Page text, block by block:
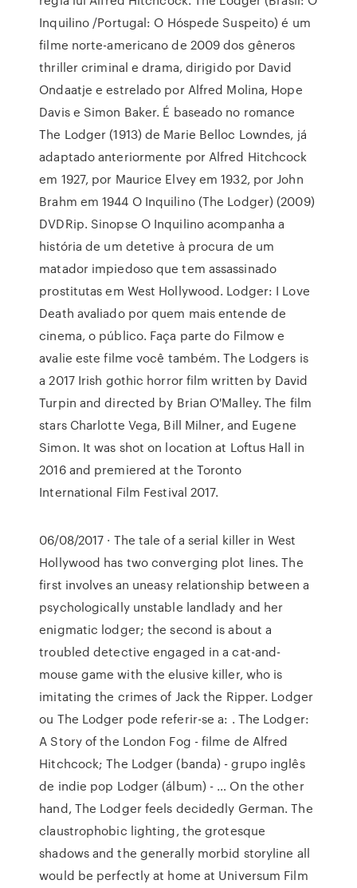
Inquilino /Portugal: O Hóspede Suspeito) é um
filme norte-americano de 2009 dos gêneros
thriller criminal e drama, dirigido por David
Ondaatje e estrelado por Alfred Molina, Hope
Davis e Simon Baker. É baseado no romance
The Lodger (1913) de Marie Belloc Lowndes, já
adaptado anteriormente por Alfred Hitchcock
em 1927, por Maurice Elvey em 1932, por John
Brahm em 1944 O Inquilino (The Lodger) (2009)
DVDRip. Sinopse O Inquilino acompanha a
história de um detetive à procura de um
matador impiedoso que tem assassinado
prostitutas em West Hollywood. Lodger: I Love
Death avaliado por quem mais entende de
cinema, o público. Faça parte do Filmow e
avalie este filme você também. The Lodgers is
a 2017 Irish gothic horror film written by David
Turpin and directed by Brian O'Malley. The film
stars Charlotte Vega, Bill Milner, and Eugene
Simon. It was shot on location at Loftus Hall in
2016 and premiered at the Toronto
International Film Festival 2017.
06/08/2017 · The tale of a serial killer in West
Hollywood has two converging plot lines. The
first involves an uneasy relationship between a
psychologically unstable landlady and her
enigmatic lodger; the second is about a
troubled detective engaged in a cat-and-
mouse game with the elusive killer, who is
imitating the crimes of Jack the Ripper. Lodger
ou The Lodger pode referir-se a: . The Lodger:
A Story of the London Fog - filme de Alfred
Hitchcock; The Lodger (banda) - grupo inglês
de indie pop Lodger (álbum) - … On the other
hand, The Lodger feels decidedly German. The
claustrophobic lighting, the grotesque
shadows and the generally morbid storyline all
would be perfectly at home at Universum Film